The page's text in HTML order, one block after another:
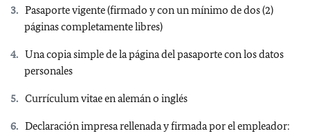
Pasaporte vigente (firmado y con un mínimo de dos (2)
páginas completamente libres)
Una copia simple de la página del pasaporte con los datos
personales
Currículum vitae en alemán o inglés
Declaración impresa rellenada y firmada por el empleador: